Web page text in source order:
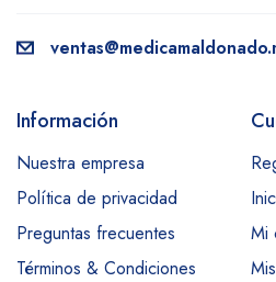
Información
Nuestra empresa
Política de privacidad
Preguntas frecuentes
Términos & Condiciones
Mi